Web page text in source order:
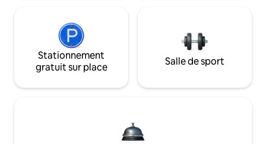
Stationnement
gratuit sur place
Salle de sport